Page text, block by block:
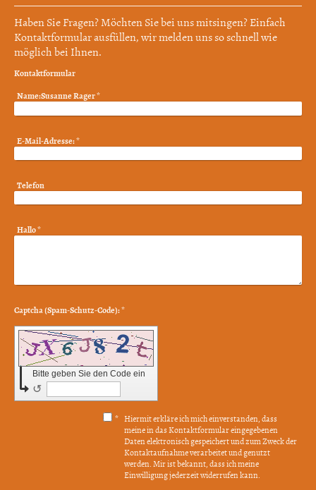
Haben Sie Fragen? Möchten Sie bei uns mitsingen? Einfach
Kontaktformular ausfüllen, wir melden uns so schnell wie
möglich bei Ihnen.
Kontaktformular
Name:Susanne Rager*
E-Mail-Adresse:*
Telefon
Hallo*
Captcha (Spam-Schutz-Code): *
Bitte geben Sie den Code ein
↺
* Hiermit erkläre ich mich einverstanden, dass
meine in das Kontaktformular eingegebenen
Daten elektronisch gespeichert und zum Zweck der
Kontaktaufnahme verarbeitet und genutzt
werden. Mir ist bekannt, dass ich meine
Einwilligung jederzeit widerrufen kann.